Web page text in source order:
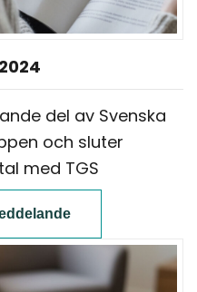
del av Svenska
och sluter
med TGS